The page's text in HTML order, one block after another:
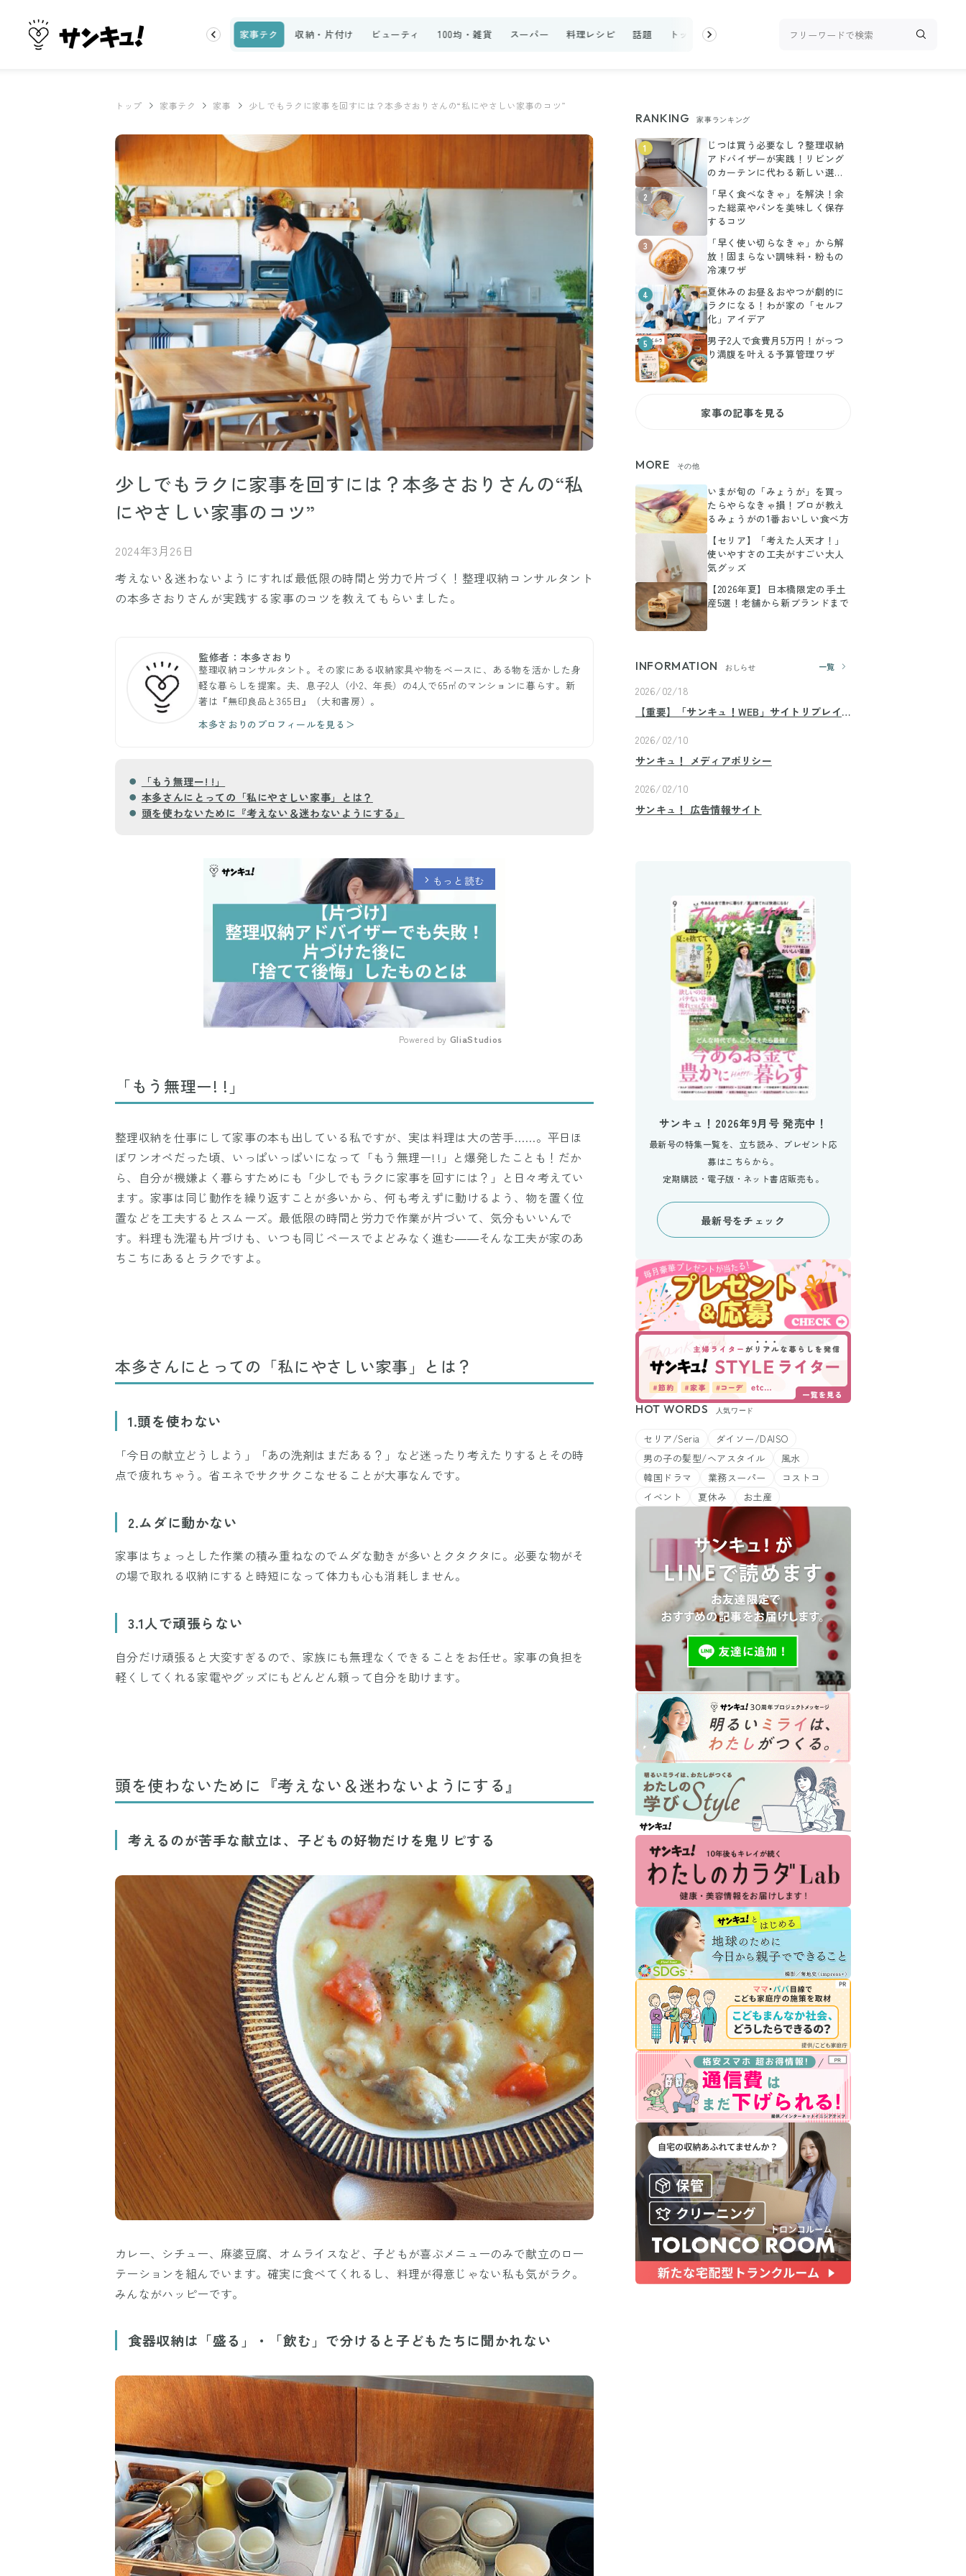
話題 トップ 新着 ランキング お金 家事テク 収納・片付け ビューティ 100均・雑貨 スーパー 料理レシピ 話題 トップ 新着 ランキング お金 家事テク 収納・片付
トップ 家事テク 家事 少しでもラクに家事を回すには？本多さおりさんの“私にやさしい家事のコツ”
少しでもラクに家事を回すには？本多さおりさんの“私
にやさしい家事のコツ”
2024年3月26日
考えない＆迷わないようにすれば最低限の時間と労力で片づく！整理収納コンサルタント
の本多さおりさんが実践する家事のコツを教えてもらいました。
監修者：本多さおり
整理収納コンサルタント。その家にある収納家具や物をベースに、ある物を活かした身
軽な暮らしを提案。夫、息子2人（小2、年長）の4人で65㎡のマンションに暮らす。新
著は『無印良品と365日』（大和書房）。
本多さおりのプロフィールを見る＞
「もう無理ー! !」
本多さんにとっての「私にやさしい家事」とは？
頭を使わないために『考えない＆迷わないようにする』
arrow_forward_ios もっと読む
Powered by GliaStudios
「もう無理ー! !」
整理収納を仕事にして家事の本も出している私ですが、実は料理は大の苦手……。平日ほ
ぼワンオペだった頃、いっぱいっぱいになって「もう無理ー! !」と爆発したことも！だか
ら、自分が機嫌よく暮らすためにも「少しでもラクに家事を回すには？」と日々考えてい
ます。家事は同じ動作を繰り返すことが多いから、何も考えずに動けるよう、物を置く位
置などを工夫するとスムーズ。最低限の時間と労力で作業が片づいて、気分もいいんで
す。料理も洗濯も片づけも、いつも同じペースでよどみなく進む――そんな工夫が家のあ
ちこちにあるとラクですよ。
本多さんにとっての「私にやさしい家事」とは？
1.頭を使わない
「今日の献立どうしよう」「あの洗剤はまだある？」など迷ったり考えたりするとその時
点で疲れちゃう。省エネでサクサクこなせることが大事なんです。
2.ムダに動かない
家事はちょっとした作業の積み重ねなのでムダな動きが多いとクタクタに。必要な物がそ
の場で取れる収納にすると時短になって体力も心も消耗しません。
3.1人で頑張らない
自分だけ頑張ると大変すぎるので、家族にも無理なくできることをお任せ。家事の負担を
軽くしてくれる家電やグッズにもどんどん頼って自分を助けます。
頭を使わないために『考えない＆迷わないようにする』
考えるのが苦手な献立は、子どもの好物だけを鬼リピする
カレー、シチュー、麻婆豆腐、オムライスなど、子どもが喜ぶメニューのみで献立のロー
テーションを組んでいます。確実に食べてくれるし、料理が得意じゃない私も気がラク。
みんながハッピーです。
食器収納は「盛る」・「飲む」で分けると子どもたちに聞かれない
RANKING 家事ランキング
1
じつは買う必要なし？整理収納
アドバイザーが実践！リビング
のカーテンに代わる新しい選択
2
「早く食べなきゃ」を解決！余
った総菜やパンを美味しく保存
するコツ
3
「早く使い切らなきゃ」から解
放！固まらない調味料・粉もの
冷凍ワザ
4
夏休みのお昼＆おやつが劇的に
ラクになる！わが家の「セルフ
化」アイデア
5
男子2人で食費月5万円！がっつ
り満腹を叶える予算管理ワザ
家事の記事を見る
MORE その他
いまが旬の「みょうが」を買っ
たらやらなきゃ損！プロが教え
るみょうがの1番おいしい食べ方
【セリア】「考えた人天才！」
使いやすさの工夫がすごい大人
気グッズ
【2026年夏】日本橋限定の手土
産5選！老舗から新ブランドまで
INFORMATION おしらせ 一覧
2026/02/18
【重要】「サンキュ！WEB」サイトリプレイ
2026/02/10
サンキュ！ メディアポリシー
2026/02/10
サンキュ！ 広告情報サイト
サンキュ！2026年9月号 発売中！
最新号の特集一覧を、立ち読み、プレゼント応
募はこちらから。
定期購読・電子版・ネット書店販売も。
最新号をチェック
HOT WORDS 人気ワード
セリア/Seria
ダイソー/DAISO
男の子の髪型/ヘアスタイル
風水
韓国ドラマ
業務スーパー
コストコ
イベント
夏休み お土産